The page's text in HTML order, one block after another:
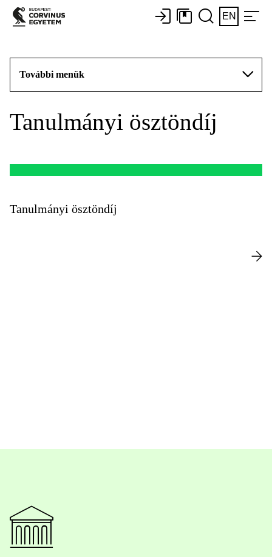
EN
További menük
Tanulmányi ösztöndíj
Tanulmányi ösztöndíj